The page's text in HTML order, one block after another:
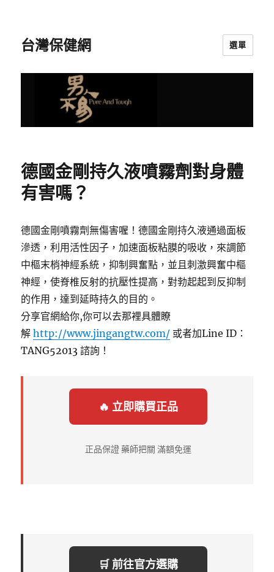
台灣保健網 選單
德國金剛持久液噴霧劑對身體
有害嗎？
德國金剛噴霧劑無傷害喔！德國金剛持久液通過面板
滲透，利用活性因子，加速面板粘膜的吸收，來調節
中樞末梢神經系統，抑制興奮點，並且刺激興奮中樞
神經，使脊椎反射的抗壓性提高，對勃起起到反抑制
的作用，達到延時持久的目的。
分享官網給你,你可以去那裡具體瞭
解http://www.jingangtw.com/ 或者加Line ID：
TANG52013 諮詢！
🔥 立即購買正品
正品保證 藥師把關 滿額免運
🛒 前往官方選購